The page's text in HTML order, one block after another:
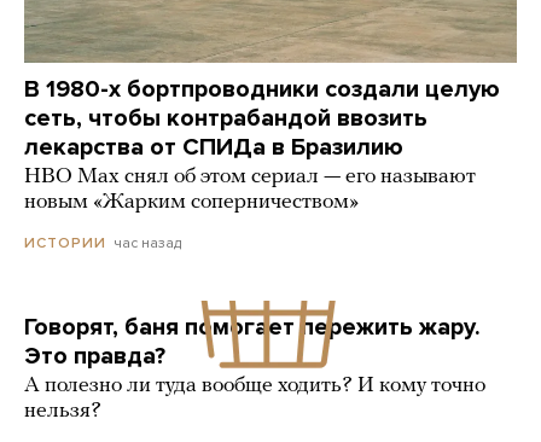
В 1980-х бортпроводники создали целую
сеть, чтобы контрабандой ввозить
лекарства от СПИДа в Бразилию
HBO Max снял об этом сериал — его называют
новым «Жарким соперничеством»
ИСТОРИИ час назад
Говорят, баня помогает пережить жару.
Это правда?
А полезно ли туда вообще ходить? И кому точно
нельзя?